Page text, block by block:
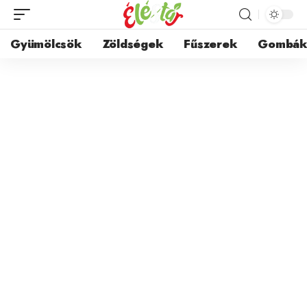
Gyümölcsök Zöldségek Fűszerek Gombák